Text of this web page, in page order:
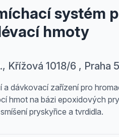
systém
hmoty
Křížová 1018/6 , Praha 5
a dávkovací zařízení pro
hmot na bázi epoxidových
pryskyřice a tvrdidla.